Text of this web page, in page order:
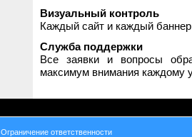
Визуальный контроль
Каждый сайт и каждый
Служба поддержки
Все заявки и вопросы
максимум внимания каждому
Ограничение ответственности